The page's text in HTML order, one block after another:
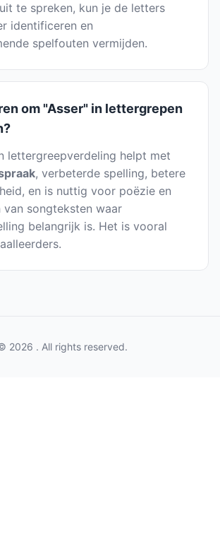
te spreken, kun je de letters
identificeren en
spelfouten vermijden.
om "Asser" in lettergrepen
lettergreepverdeling helpt met
, verbeterde spelling, betere
en is nuttig voor poëzie en
van songteksten waar
belangrijk is. Het is vooral
2026 . All rights reserved.